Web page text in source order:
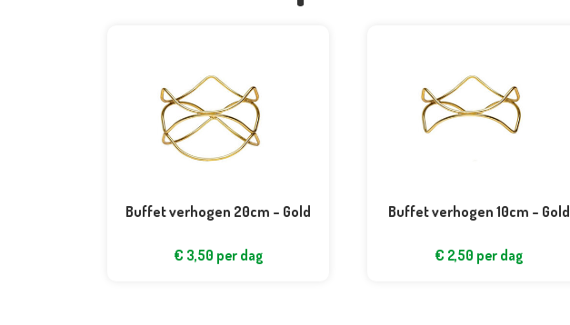
Buffet verhogen 20cm – Gold
€ 3,50 per dag
Buffet verhogen 10cm – Gold
€ 2,50 per dag